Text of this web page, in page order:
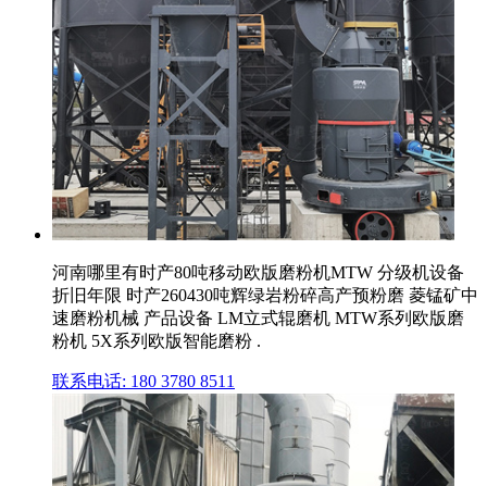
河南哪里有时产80吨移动欧版磨粉机MTW 分级机设备
折旧年限 时产260430吨辉绿岩粉碎高产预粉磨 菱锰矿中
速磨粉机械 产品设备 LM立式辊磨机 MTW系列欧版磨
粉机 5X系列欧版智能磨粉 .
联系电话: 180 3780 8511